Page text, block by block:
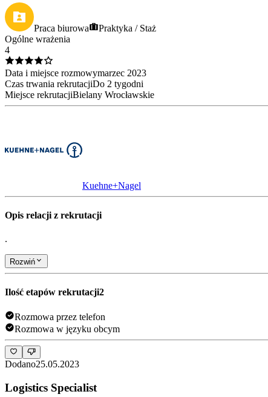
Praca biurowa
Praktyka / Staż
Ogólne wrażenia
4
Data i miejsce rozmowymarzec 2023
Czas trwania rekrutacjiDo 2 tygodni
Miejsce rekrutacjiBielany Wrocławskie
Kuehne+Nagel
Opis relacji z rekrutacji
.
Rozwiń
Ilość etapów rekrutacji2
Rozmowa przez telefon
Rozmowa w języku obcym
Dodano25.05.2023
Logistics Specialist